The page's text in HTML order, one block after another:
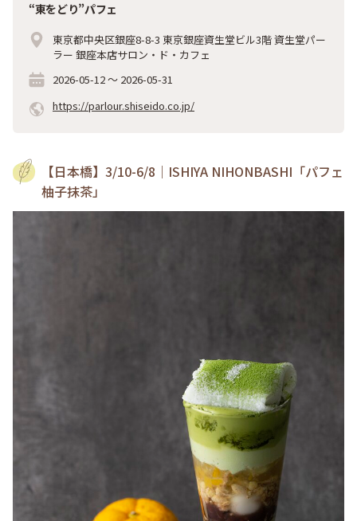
“東をどり”パフェ
東京都中央区銀座8-8-3 東京銀座資生堂ビル3階 資生堂パー
ラー 銀座本店サロン・ド・カフェ
2026-05-12～ 2026-05-31
https://parlour.shiseido.co.jp/
【日本橋】3/10-6/8｜ISHIYA NIHONBASHI「パフェ
柚子抹茶」